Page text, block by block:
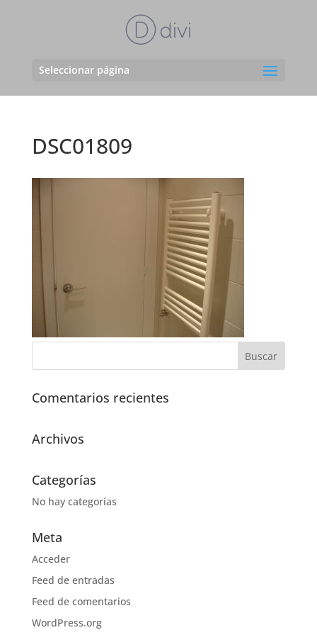
Seleccionar página
DSC01809
Comentarios recientes
Archivos
Categorías
No hay categorías
Meta
Acceder
Feed de entradas
Feed de comentarios
WordPress.org